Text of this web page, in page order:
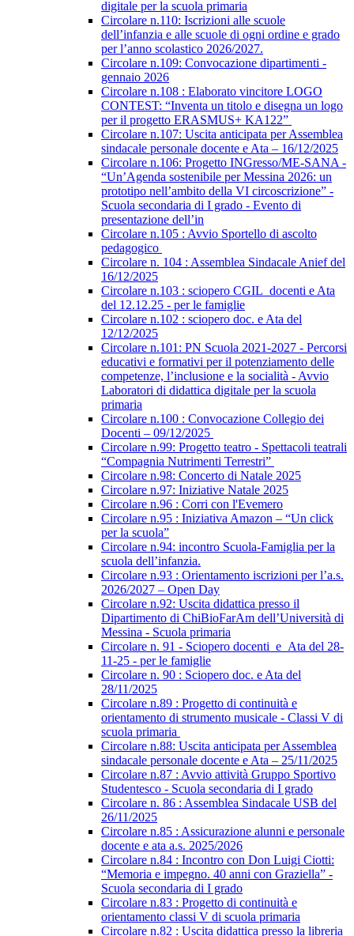
digitale per la scuola primaria
Circolare n.110: Iscrizioni alle scuole
dell’infanzia e alle scuole di ogni ordine e grado
per l’anno scolastico 2026/2027.
Circolare n.109: Convocazione dipartimenti -
gennaio 2026
Circolare n.108 : Elaborato vincitore LOGO
CONTEST: “Inventa un titolo e disegna un logo
per il progetto ERASMUS+ KA122”
Circolare n.107: Uscita anticipata per Assemblea
sindacale personale docente e Ata – 16/12/2025
Circolare n.106: Progetto INGresso/ME-SANA -
“Un’Agenda sostenibile per Messina 2026: un
prototipo nell’ambito della VI circoscrizione” -
Scuola secondaria di I grado - Evento di
presentazione dell’in
Circolare n.105 : Avvio Sportello di ascolto
pedagogico
Circolare n. 104 : Assemblea Sindacale Anief del
16/12/2025
Circolare n.103 : sciopero CGIL_docenti e Ata
del 12.12.25 - per le famiglie
Circolare n.102 : sciopero doc. e Ata del
12/12/2025
Circolare n.101: PN Scuola 2021-2027 - Percorsi
educativi e formativi per il potenziamento delle
competenze, l’inclusione e la socialità - Avvio
Laboratori di didattica digitale per la scuola
primaria
Circolare n.100 : Convocazione Collegio dei
Docenti – 09/12/2025
Circolare n.99: Progetto teatro - Spettacoli teatrali
“Compagnia Nutrimenti Terrestri”
Circolare n.98: Concerto di Natale 2025
Circolare n.97: Iniziative Natale 2025
Circolare n.96 : Corri con l'Evemero
Circolare n.95 : Iniziativa Amazon – “Un click
per la scuola”
Circolare n.94: incontro Scuola-Famiglia per la
scuola dell’infanzia.
Circolare n.93 : Orientamento iscrizioni per l’a.s.
2026/2027 – Open Day
Circolare n.92: Uscita didattica presso il
Dipartimento di ChiBioFarAm dell’Università di
Messina - Scuola primaria
Circolare n. 91 - Sciopero docenti_e_Ata del 28-
11-25 - per le famiglie
Circolare n. 90 : Sciopero doc. e Ata del
28/11/2025
Circolare n.89 : Progetto di continuità e
orientamento di strumento musicale - Classi V di
scuola primaria
Circolare n.88: Uscita anticipata per Assemblea
sindacale personale docente e Ata – 25/11/2025
Circolare n.87 : Avvio attività Gruppo Sportivo
Studentesco - Scuola secondaria di I grado
Circolare n. 86 : Assemblea Sindacale USB del
26/11/2025
Circolare n.85 : Assicurazione alunni e personale
docente e ata a.s. 2025/2026
Circolare n.84 : Incontro con Don Luigi Ciotti:
“Memoria e impegno. 40 anni con Graziella” -
Scuola secondaria di I grado
Circolare n.83 : Progetto di continuità e
orientamento classi V di scuola primaria
Circolare n.82 : Uscita didattica presso la libreria